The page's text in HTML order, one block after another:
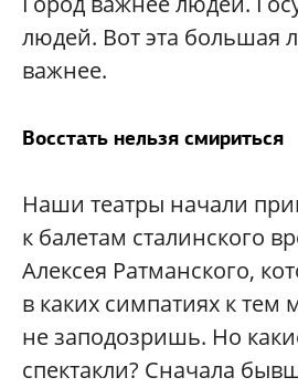
людей. Вот эта большая
важнее.
Восстать нельзя смириться
Наши театры начали
к балетам сталинского
Алексея Ратманского,
в каких симпатиях к
не заподозришь. Но
спектакли? Сначала